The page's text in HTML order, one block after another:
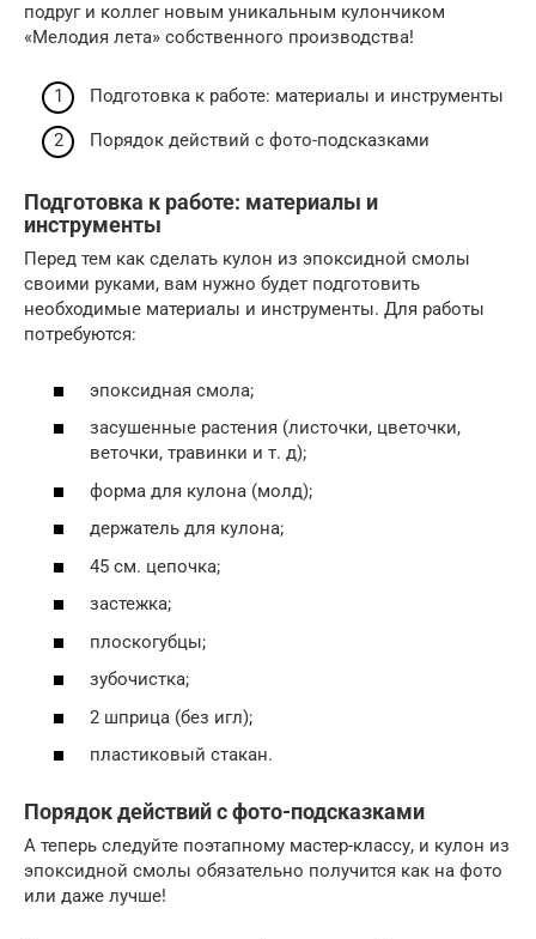
подруг и коллег новым уникальным кулончиком
«Мелодия лета» собственного производства!
Подготовка к работе: материалы и инструменты
Порядок действий с фото-подсказками
Подготовка к работе: материалы и
инструменты
Перед тем как сделать кулон из эпоксидной смолы
своими руками, вам нужно будет подготовить
необходимые материалы и инструменты. Для работы
потребуются:
эпоксидная смола;
засушенные растения (листочки, цветочки,
веточки, травинки и т. д);
форма для кулона (молд);
держатель для кулона;
45 см. цепочка;
застежка;
плоскогубцы;
зубочистка;
2 шприца (без игл);
пластиковый стакан.
Порядок действий с фото-подсказками
А теперь следуйте поэтапному мастер-классу, и кулон из
эпоксидной смолы обязательно получится как на фото
или даже лучше!